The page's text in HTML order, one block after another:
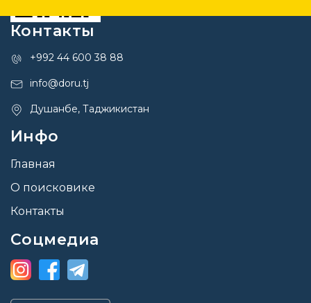
Контакты
+992 44 600 38 88
info@doru.tj
Душанбе, Таджикистан
Инфо
Главная
О поисковике
Контакты
Соцмедиа